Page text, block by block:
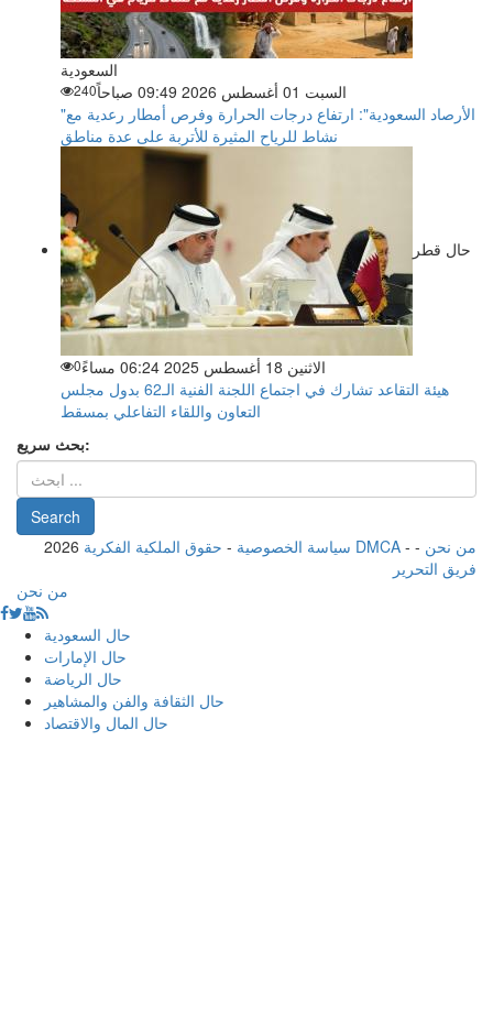
السعودية
السبت 01 أغسطس 2026 09:49 صباحاً
240
"الأرصاد السعودية": ارتفاع درجات الحرارة وفرص أمطار رعدية مع
نشاط للرياح المثيرة للأتربة على عدة مناطق
حال قطر
الاثنين 18 أغسطس 2025 06:24 مساءً 0
هيئة التقاعد تشارك في اجتماع اللجنة الفنية الـ62 بدول مجلس
التعاون واللقاء التفاعلي بمسقط
بحث سريع:
2026 سياسة الخصوصية - حقوق الملكية الفكرية DMCA - من نحن -
فريق التحرير
من نحن
حال السعودية
حال الإمارات
حال الرياضة
حال الثقافة والفن والمشاهير
حال المال والاقتصاد